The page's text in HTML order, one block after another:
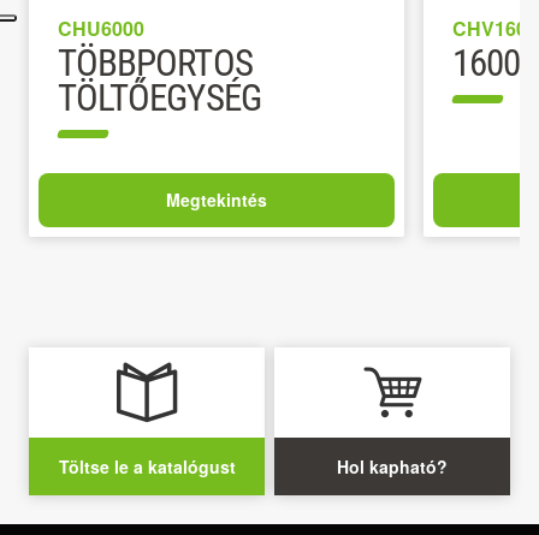
CHU6000
TÖBBPORTOS
TÖLTŐEGYSÉG
Megtekintés
Töltse le a katalógust Hol kapható?